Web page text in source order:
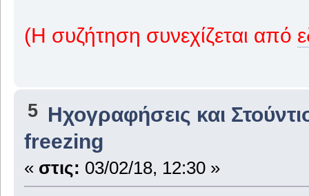
(Η συζήτηση συνεχίζεται από
5 Ηχογραφήσεις και
freezing
« στις: 03/02/18, 12:30 »